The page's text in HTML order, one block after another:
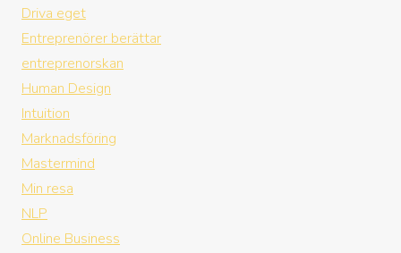
Driva eget
Entreprenörer berättar
entreprenorskan
Human Design
Intuition
Marknadsföring
Mastermind
Min resa
NLP
Online Business